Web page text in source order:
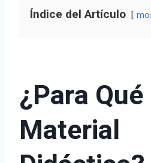
Índice del Artículo
¿Para
Material